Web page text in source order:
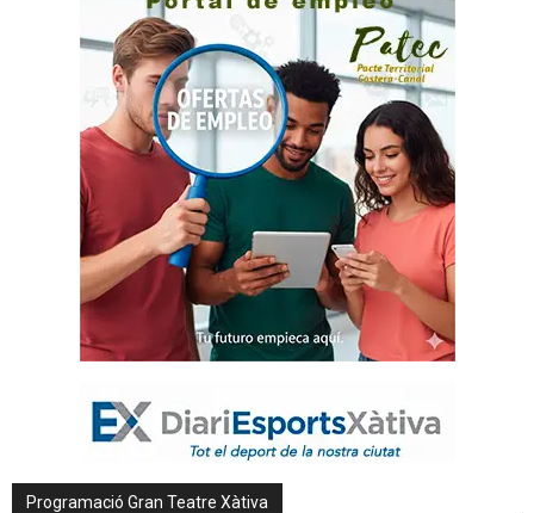
Programació Gran Teatre Xàtiva